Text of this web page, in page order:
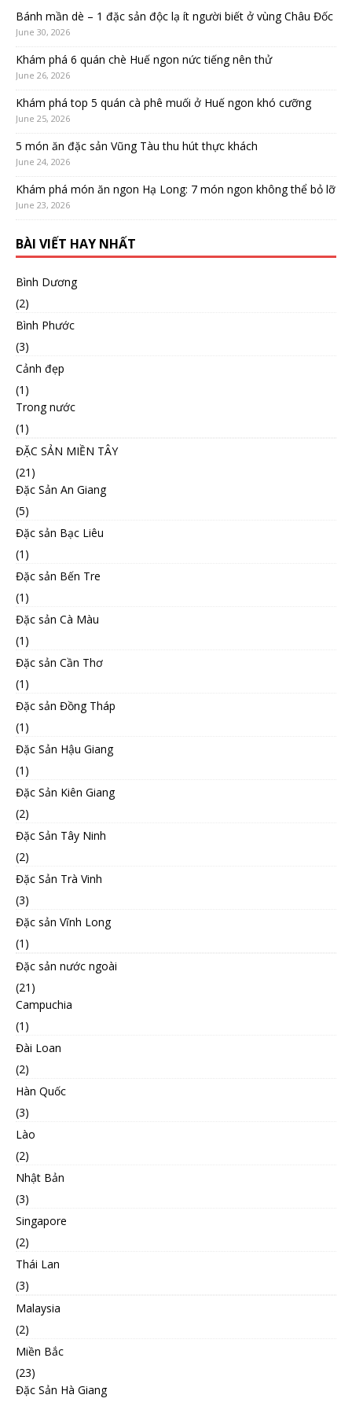
Bánh mần dè – 1 đặc sản độc lạ ít người biết ở vùng Châu Đốc
June 30, 2026
Khám phá 6 quán chè Huế ngon nức tiếng nên thử
June 26, 2026
Khám phá top 5 quán cà phê muối ở Huế ngon khó cưỡng
June 25, 2026
5 món ăn đặc sản Vũng Tàu thu hút thực khách
June 24, 2026
Khám phá món ăn ngon Hạ Long: 7 món ngon không thể bỏ lỡ
June 23, 2026
BÀI VIẾT HAY NHẤT
Bình Dương
(2)
Bình Phước
(3)
Cảnh đẹp
(1)
Trong nước
(1)
ĐẶC SẢN MIỀN TÂY
(21)
Đặc Sản An Giang
(5)
Đặc sản Bạc Liêu
(1)
Đặc sản Bến Tre
(1)
Đặc sản Cà Màu
(1)
Đặc sản Cần Thơ
(1)
Đặc sản Đồng Tháp
(1)
Đặc Sản Hậu Giang
(1)
Đặc Sản Kiên Giang
(2)
Đặc Sản Tây Ninh
(2)
Đặc Sản Trà Vinh
(3)
Đặc sản Vĩnh Long
(1)
Đặc sản nước ngoài
(21)
Campuchia
(1)
Đài Loan
(2)
Hàn Quốc
(3)
Lào
(2)
Nhật Bản
(3)
Singapore
(2)
Thái Lan
(3)
Malaysia
(2)
Miền Bắc
(23)
Đặc Sản Hà Giang